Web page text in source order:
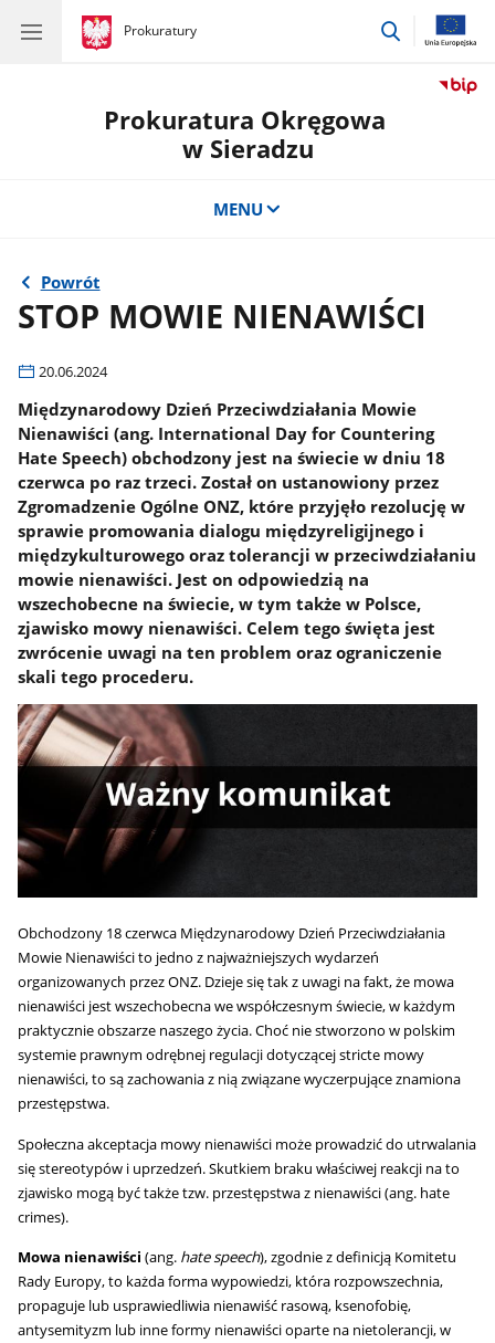
gov.pl
Prokuratury
gov.pl
Prokuratury
przejdź
Prokuratura Okręgowa
w Sieradzu
MENU
Powrót
STOP MOWIE NIENAWIŚCI
20.06.2024
Międzynarodowy Dzień Przeciwdziałania Mowie
Nienawiści (ang. International Day for Countering
Hate Speech) obchodzony jest na świecie w dniu 18
czerwca po raz trzeci. Został on ustanowiony przez
Zgromadzenie Ogólne ONZ, które przyjęło rezolucję w
sprawie promowania dialogu międzyreligijnego i
międzykulturowego oraz tolerancji w przeciwdziałaniu
mowie nienawiści. Jest on odpowiedzią na
wszechobecne na świecie, w tym także w Polsce,
zjawisko mowy nienawiści. Celem tego święta jest
zwrócenie uwagi na ten problem oraz ograniczenie
skali tego procederu.
Obchodzony 18 czerwca Międzynarodowy Dzień Przeciwdziałania
Mowie Nienawiści to jedno z najważniejszych wydarzeń
organizowanych przez ONZ. Dzieje się tak z uwagi na fakt, że mowa
nienawiści jest wszechobecna we współczesnym świecie, w każdym
praktycznie obszarze naszego życia. Choć nie stworzono w polskim
systemie prawnym odrębnej regulacji dotyczącej stricte mowy
nienawiści, to są zachowania z nią związane wyczerpujące znamiona
przestępstwa.
Społeczna akceptacja mowy nienawiści może prowadzić do utrwalania
się stereotypów i uprzedzeń. Skutkiem braku właściwej reakcji na to
zjawisko mogą być także tzw. przestępstwa z nienawiści (ang. hate
crimes).
Mowa nienawiści (ang. hate speech), zgodnie z definicją Komitetu
Rady Europy, to każda forma wypowiedzi, która rozpowszechnia,
propaguje lub usprawiedliwia nienawiść rasową, ksenofobię,
antysemityzm lub inne formy nienawiści oparte na nietolerancji, w